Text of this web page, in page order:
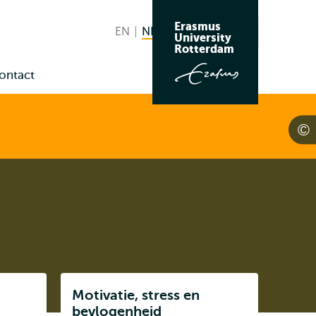
taal
EN English
NL Nederlands huidige taal
Zoeken
Erasmus
University
Rotterdam
Subnavigatie
Motivatie, stress en
bevlogenheid